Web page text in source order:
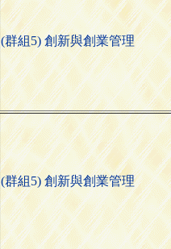
(群組5) 創新與創業管理
(群組5) 創新與創業管理